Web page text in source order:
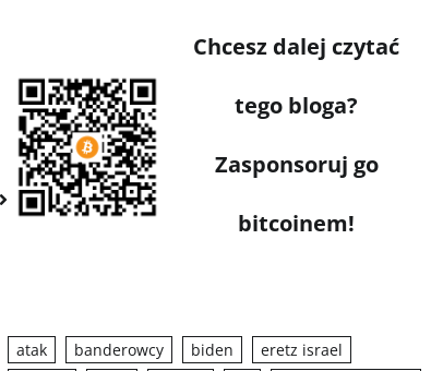
Chcesz dalej czytać
tego bloga?
Zasponsoruj go
bitcoinem!
atak banderowcy biden
eretz israel